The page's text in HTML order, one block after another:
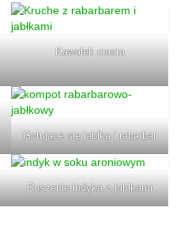
Kawałek ciasta
Gotujące się jabłka i rabarbar
Duszenie indyka z jabłkami